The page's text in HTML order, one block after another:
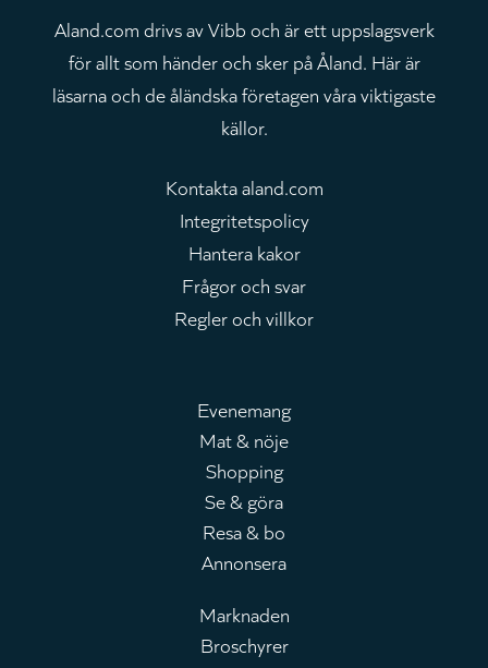
Aland.com drivs av Vibb och är ett uppslagsverk
för allt som händer och sker på Åland. Här är
läsarna och de åländska företagen våra viktigaste
källor.
Kontakta aland.com
Integritetspolicy
Hantera kakor
Frågor och svar
Regler och villkor
Huvudmeny
Evenemang
Mat & nöje
Shopping
Se & göra
Resa & bo
Annonsera
Marknaden
Broschyrer